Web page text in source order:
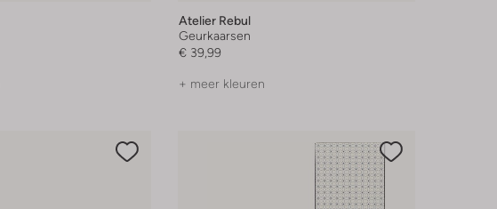
Atelier Rebul
Geurkaarsen
€ 39,99
+ meer kleuren